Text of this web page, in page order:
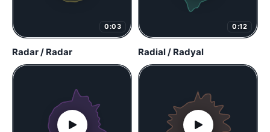
0:03
Radar / Radar
0:12
Radial / Radyal